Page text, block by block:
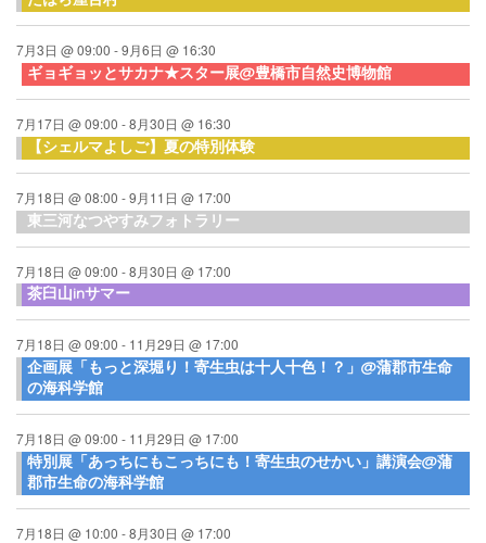
示
7月3日 @ 09:00 -9月6日 @ 16:30
ギョギョッとサカナ★スター展@豊橋市自然史博物館
7月17日 @ 09:00 -8月30日 @ 16:30
【シェルマよしご】夏の特別体験
7月18日 @ 08:00 -9月11日 @ 17:00
東三河なつやすみフォトラリー
7月18日 @ 09:00 -8月30日 @ 17:00
茶臼山inサマー
7月18日 @ 09:00 - 11月29日 @ 17:00
企画展「もっと深堀り！寄生虫は十人十色！？」@蒲郡市生命
の海科学館
7月18日 @ 09:00 - 11月29日 @ 17:00
特別展「あっちにもこっちにも！寄生虫のせかい」講演会@蒲
郡市生命の海科学館
7月18日 @ 10:00 -8月30日 @ 17:00